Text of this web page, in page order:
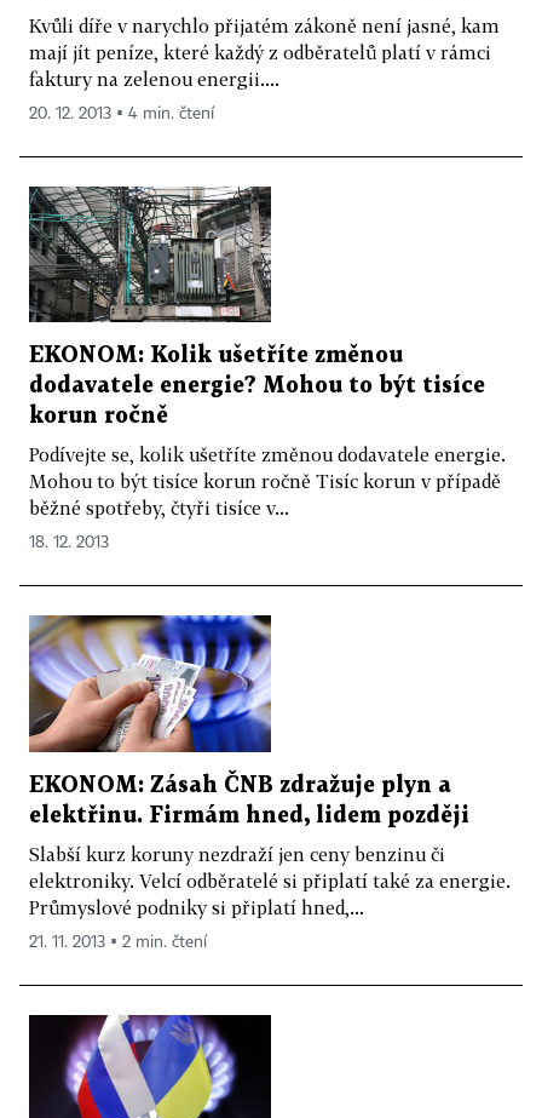
Kvůli díře v narychlo přijatém zákoně není jasné, kam
mají jít peníze, které každý z odběratelů platí v rámci
faktury na zelenou energii....
20. 12. 2013 ▪ 4 min. čtení
EKONOM: Kolik ušetříte změnou
dodavatele energie? Mohou to být tisíce
korun ročně
Podívejte se, kolik ušetříte změnou dodavatele energie.
Mohou to být tisíce korun ročně Tisíc korun v případě
běžné spotřeby, čtyři tisíce v...
18. 12. 2013
EKONOM: Zásah ČNB zdražuje plyn a
elektřinu. Firmám hned, lidem později
Slabší kurz koruny nezdraží jen ceny benzinu či
elektroniky. Velcí odběratelé si připlatí také za energie.
Průmyslové podniky si připlatí hned,...
21. 11. 2013 ▪ 2 min. čtení